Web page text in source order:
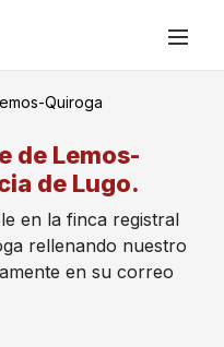
Quiroga
de Lemos-
de Lugo.
en la finca registral
rellenando nuestro
en su correo